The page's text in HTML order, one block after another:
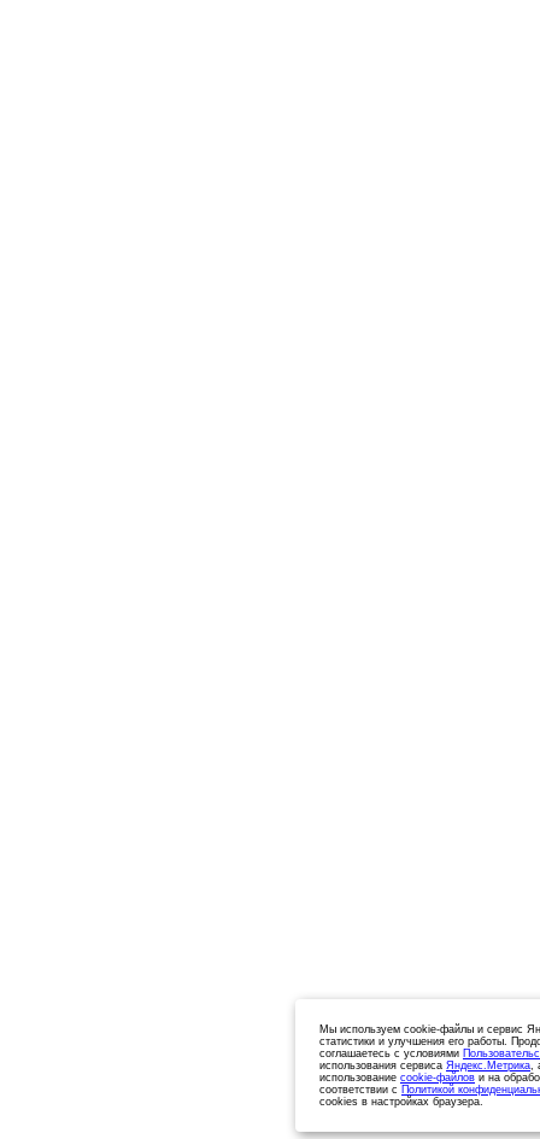
Мы используем cookie-файлы и сервис
статистики и улучшения его работы.
соглашаетесь с условиями
использования сервиса Яндекс.Метрика,
использование cookie-файлов и на
соответствии с Политикой
cookies в настройках браузера.